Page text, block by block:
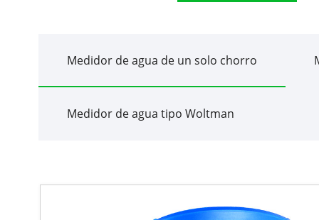
Medidor de agua de un solo chorro
Medidor de agua tipo Woltman